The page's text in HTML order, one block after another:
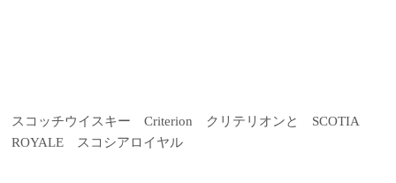
スコッチウイスキー Criterion クリテリオンと SCOTIA
ROYALE スコシアロイヤル